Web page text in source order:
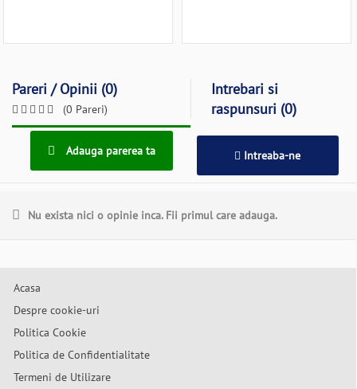
Pareri / Opinii (0)
(0 Pareri)
Intrebari si
raspunsuri (0)
Adauga parerea ta Intreaba-ne
Nu exista nici o opinie inca. Fii primul care adauga.
Acasa
Despre cookie-uri
Politica Cookie
Politica de Confidentialitate
Termeni de Utilizare